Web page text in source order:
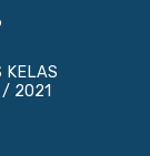
KELAS
/ 2021